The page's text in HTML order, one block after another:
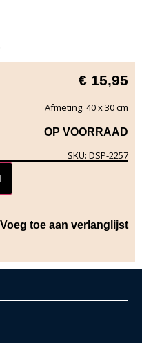
€ 15,95
Afmeting: 40 x 30 cm
OP VOORRAAD
SKU: DSP-2257
Voeg toe aan verlanglijst